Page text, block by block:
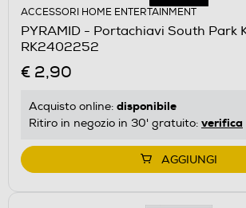
ACCESSORI HOME ENTERTAINMENT
PYRAMID - Portachiavi South Park
RK2402252
€ 2,90
Acquisto online: disponibile
Ritiro in negozio in 30' gratuito: verifica
AGGIUNGI